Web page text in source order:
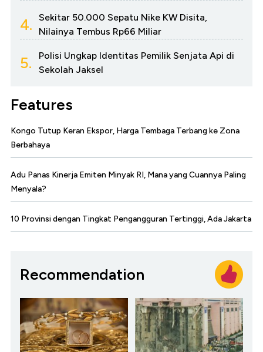
4.
Sekitar 50.000 Sepatu Nike KW Disita,
Nilainya Tembus Rp66 Miliar
5.
Polisi Ungkap Identitas Pemilik Senjata Api di
Sekolah Jaksel
Features
Kongo Tutup Keran Ekspor, Harga Tembaga Terbang ke Zona
Berbahaya
Adu Panas Kinerja Emiten Minyak RI, Mana yang Cuannya Paling
Menyala?
10 Provinsi dengan Tingkat Pengangguran Tertinggi, Ada Jakarta
Recommendation